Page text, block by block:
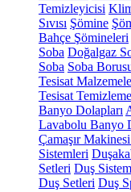
Temizleyicisi
Sıvısı Şömine
Bahçe Şömineleri
Soba Doğalgaz
Soba Soba
Tesisat
Tesisat Temizleme
Banyo Dolapları
Lavabolu Banyo
Çamaşır
Sistemleri
Setleri Duş
Duş Setleri Duş